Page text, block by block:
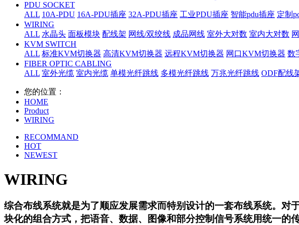
PDU SOCKET
ALL 10A-PDU 16A-PDU插座 32A-PDU插座 工业PDU插座 智能pdu插座 定制
WIRING
ALL 水晶头 面板模块 配线架 网线/双绞线 成品网线 室外大对数 室内大对数
KVM SWITCH
ALL 标准KVM切换器 高清KVM切换器 远程KVM切换器 网口KVM切换器 数
FIBER OPTIC CABLING
ALL 室外光缆 室内光缆 单模光纤跳线 多模光纤跳线 万兆光纤跳线 ODF配线
您的位置：
HOME
Product
WIRING
RECOMMAND
HOT
NEWEST
WIRING
综合布线系统就是为了顺应发展需求而特别设计的一套布线系统。
块化的组合方式，把语音、数据、图像和部分控制信号系统用统一